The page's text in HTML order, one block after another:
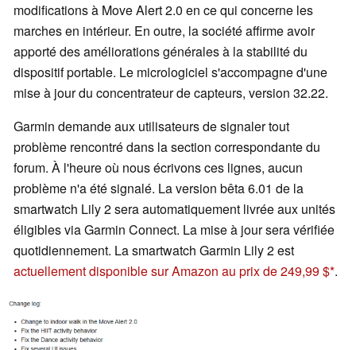
modifications à Move Alert 2.0 en ce qui concerne les
marches en intérieur. En outre, la société affirme avoir
apporté des améliorations générales à la stabilité du
dispositif portable. Le micrologiciel s'accompagne d'une
mise à jour du concentrateur de capteurs, version 32.22.
Garmin demande aux utilisateurs de signaler tout
problème rencontré dans la section correspondante du
forum. À l'heure où nous écrivons ces lignes, aucun
problème n'a été signalé. La version bêta 6.01 de la
smartwatch Lily 2 sera automatiquement livrée aux unités
éligibles via Garmin Connect. La mise à jour sera vérifiée
quotidiennement. La smartwatch Garmin Lily 2 est
actuellement disponible sur Amazon au prix de 249,99 $ .